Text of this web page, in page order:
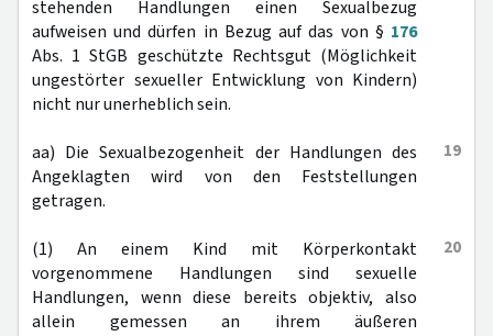
stehenden Handlungen einen Sexualbezug
aufweisen und dürfen in Bezug auf das von § 176
Abs. 1 StGB geschützte Rechtsgut (Möglichkeit
ungestörter sexueller Entwicklung von Kindern)
nicht nur unerheblich sein.
19
aa) Die Sexualbezogenheit der Handlungen des
Angeklagten wird von den Feststellungen
getragen.
20
(1) An einem Kind mit Körperkontakt
vorgenommene Handlungen sind sexuelle
Handlungen, wenn diese bereits objektiv, also
allein gemessen an ihrem äußeren